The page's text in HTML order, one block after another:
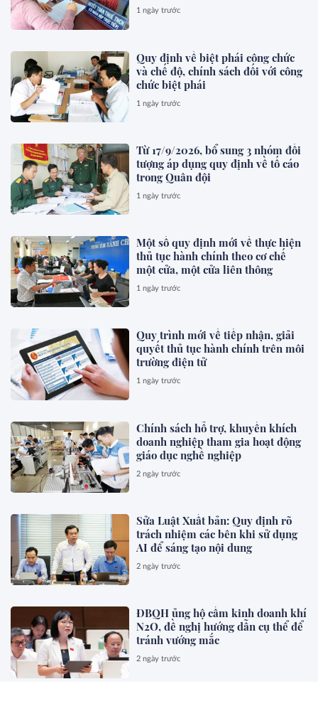
1 ngày trước
Quy định về biệt phái công chức
và chế độ, chính sách đối với công
chức biệt phái
1 ngày trước
Từ 17/9/2026, bổ sung 3 nhóm đối
tượng áp dụng quy định về tố cáo
trong Quân đội
1 ngày trước
Một số quy định mới về thực hiện
thủ tục hành chính theo cơ chế
một cửa, một cửa liên thông
1 ngày trước
Quy trình mới về tiếp nhận, giải
quyết thủ tục hành chính trên môi
trường điện tử
1 ngày trước
Chính sách hỗ trợ, khuyến khích
doanh nghiệp tham gia hoạt động
giáo dục nghề nghiệp
2 ngày trước
Sửa Luật Xuất bản: Quy định rõ
trách nhiệm các bên khi sử dụng
AI để sáng tạo nội dung
2 ngày trước
ĐBQH ủng hộ cấm kinh doanh khí
N2O, đề nghị hướng dẫn cụ thể để
tránh vướng mắc
2 ngày trước